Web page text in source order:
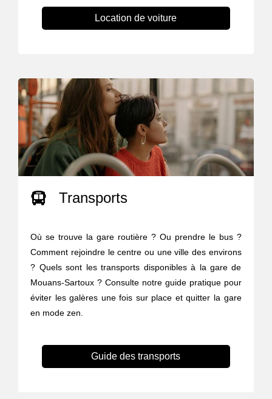
Location de voiture
Transports
Où se trouve la gare routière ? Ou prendre le bus ?
Comment rejoindre le centre ou une ville des environs
? Quels sont les transports disponibles à la gare de
Mouans-Sartoux ? Consulte notre guide pratique pour
éviter les galères une fois sur place et quitter la gare
en mode zen.
Guide des transports